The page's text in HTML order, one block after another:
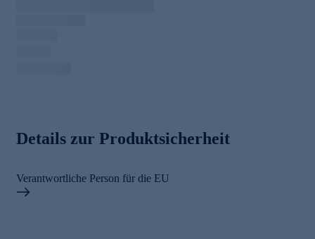
Details zur Produktsicherheit
Verantwortliche Person für die EU